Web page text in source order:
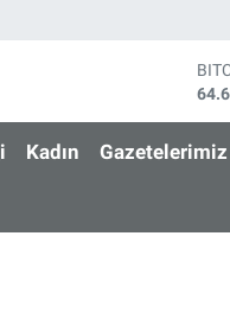
Kadın Gazetelerimiz